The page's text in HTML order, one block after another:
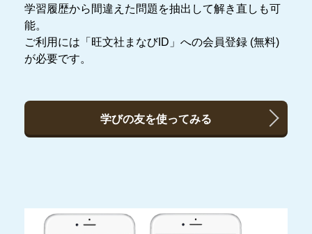
学習履歴から間違えた問題を抽出して解き直しも可
能。
ご利用には「旺文社まなびID」への会員登録 (無料)
が必要です。
学びの友を使ってみる